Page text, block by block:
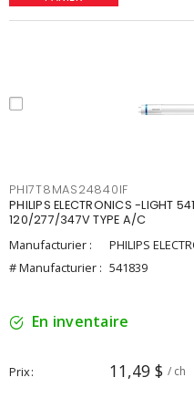
PHI7T8MAS24840IF
PHILIPS ELECTRONICS -LIGHT
120/277/347V TYPE A/C
Manufacturier :
PHILIPS
# Manufacturier : 541839
En inventaire
Prix 11,49 $ / ch